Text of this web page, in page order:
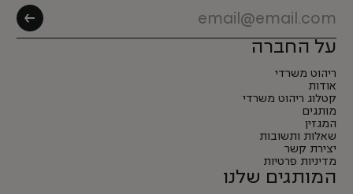
על החברה
ריהוט משרדי
אודות
קטלוג ריהוט משרדי
מותגים
המגזין
שאלות ותשובות
יצירת קשר
מדיניות פרטיות
המותגים שלנו